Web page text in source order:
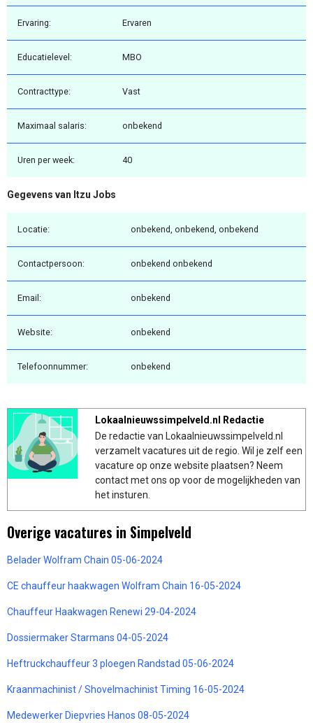
Ervaring: Ervaren
Educatielevel: MBO
Contracttype: Vast
Maximaal salaris: onbekend
Uren per week: 40
Gegevens van Itzu Jobs
Locatie: onbekend, onbekend, onbekend
Contactpersoon: onbekend onbekend
Email: onbekend
Website: onbekend
Telefoonnummer: onbekend
Lokaalnieuwssimpelveld.nl Redactie
De redactie van Lokaalnieuwssimpelveld.nl
verzamelt vacatures uit de regio. Wil je zelf een
vacature op onze website plaatsen? Neem
contact met ons op voor de mogelijkheden van
het insturen.
Overige vacatures in Simpelveld
Belader Wolfram Chain 05-06-2024
CE chauffeur haakwagen Wolfram Chain 16-05-2024
Chauffeur Haakwagen Renewi 29-04-2024
Dossiermaker Starmans 04-05-2024
Heftruckchauffeur 3 ploegen Randstad 05-06-2024
Kraanmachinist / Shovelmachinist Timing 16-05-2024
Medewerker Diepvries Hanos 08-05-2024